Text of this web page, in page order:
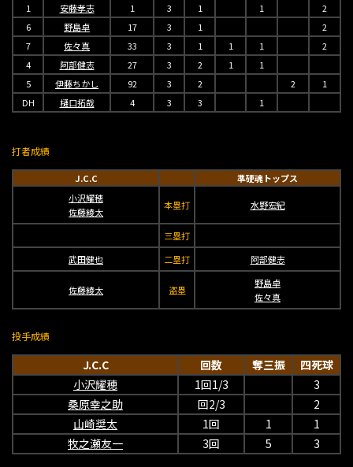
打者成績
J.C.C
準硬魂トップス
小沢耀穂
佐藤綾太
本塁打 水野宏紀
三塁打
武田健也
二塁打 阿部健志
佐藤綾太 盗塁
野島卓
佐々真
投手成績
J.C.C 回数 奪三振
四死球
小沢耀穂
1回1/3
3
桑原幸之助
回2/3
2
山崎奨太
1回 1
1
牧之瀬友一
3回 5 3
1
安藤孝志 1 3 1 1
2
6
野島卓 17 3 1
2
7
佐々真 33 3 1 1 1
2
4
阿部健志 27 3 2 1
1
5
伊藤ちかし 92 3 2 2
1
DH
樋口拓哉 4 3 3 1